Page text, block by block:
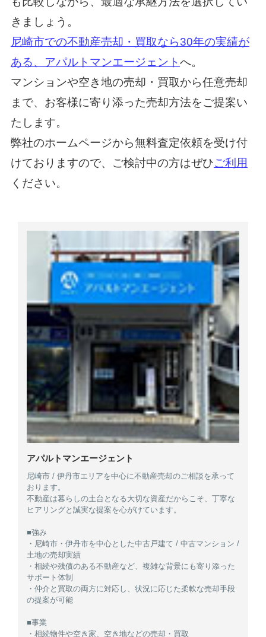
きましょう。
尼崎市での不動産売却・買取なら30年の実績が
ある、アパルトマンエージェントへ。
マンションや空き地の売却・買取から任意売却
まで、お客様に寄り添った売却方法をご提案い
たします。
弊社のホームページから無料査定依頼を受け付
けておりますので、ご検討中の方はぜひご利用
ください。
アパルトマンエージェント
尼崎市 / 伊丹市エリアを中心に不動産売却のご相談を承って
おります。
不動産は暮らしの土台となる大切な資産だからこそ、丁寧な
ヒアリングと誠実な提案を心がけています。
■強み
・尼崎市・伊丹市を中心とした中古戸建て / 中古マンション /
土地の売却実績
・相続や残債のある不動産など、複雑な背景にも寄り添った
サポート体制
・仲介と買取の両方に対応し、状況に応じた柔軟な売却手段
の提案が可能
■事業
・相続物件や空き家、空き地などの売却・買取